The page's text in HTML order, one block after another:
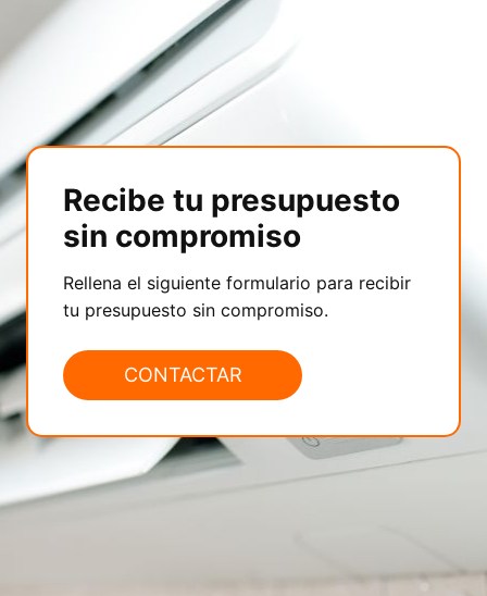
Recibe tu presupuesto
sin compromiso
Rellena el siguiente formulario para recibir
tu presupuesto sin compromiso.
CONTACTAR